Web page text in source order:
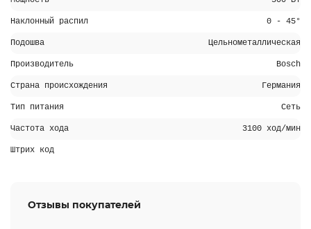
Наклонный распил 0 - 45°
Подошва Цельнометаллическая
Производитель Bosch
Страна происхождения Германия
Тип питания Сеть
Частота хода 3100 ход/мин
Штрих код
Отзывы покупателей